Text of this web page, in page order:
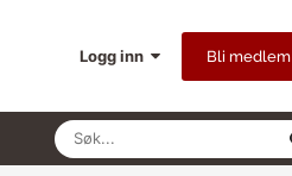
Logg inn Bli medlem